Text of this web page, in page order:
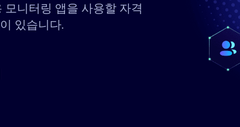
니터링 앱을 사용할 자격
있습니다.